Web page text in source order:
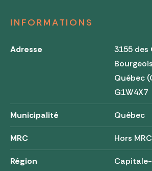
INFORMATIONS
Adresse
3155
Bourgeois
Québec
G1W4X7
Municipalité Québec
MRC Hors MRC
Région